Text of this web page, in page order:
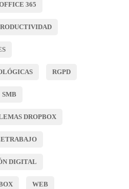
365
RGPD
SMB
DROPBOX
DIGITAL
WEB